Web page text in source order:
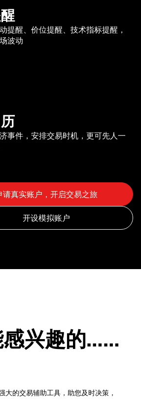
提醒、价位提醒、技术指标提醒，
波动
事件，安排交易时机，更可先人一
感兴趣的……
大的交易辅助工具，助您及时决策，